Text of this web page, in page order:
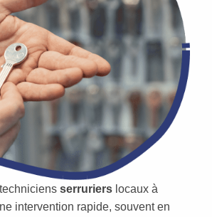
serruriers locaux à
intervention rapide, souvent en